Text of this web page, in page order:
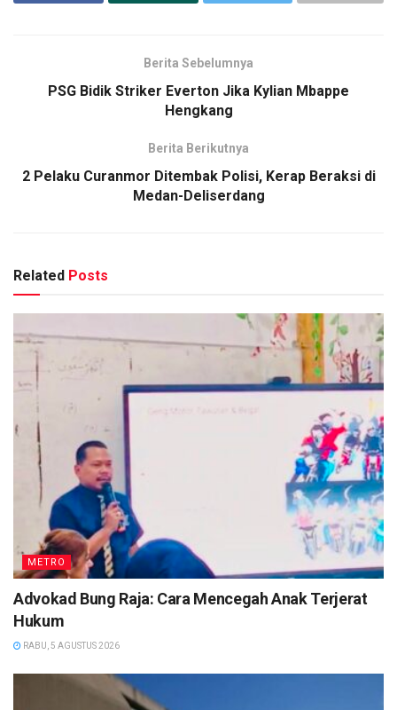
Berita Sebelumnya
PSG Bidik Striker Everton Jika Kylian Mbappe
Hengkang
Berita Berikutnya
2 Pelaku Curanmor Ditembak Polisi, Kerap Beraksi di
Medan-Deliserdang
Related Posts
METRO
Advokad Bung Raja: Cara Mencegah Anak Terjerat
Hukum
RABU, 5 AGUSTUS 2026